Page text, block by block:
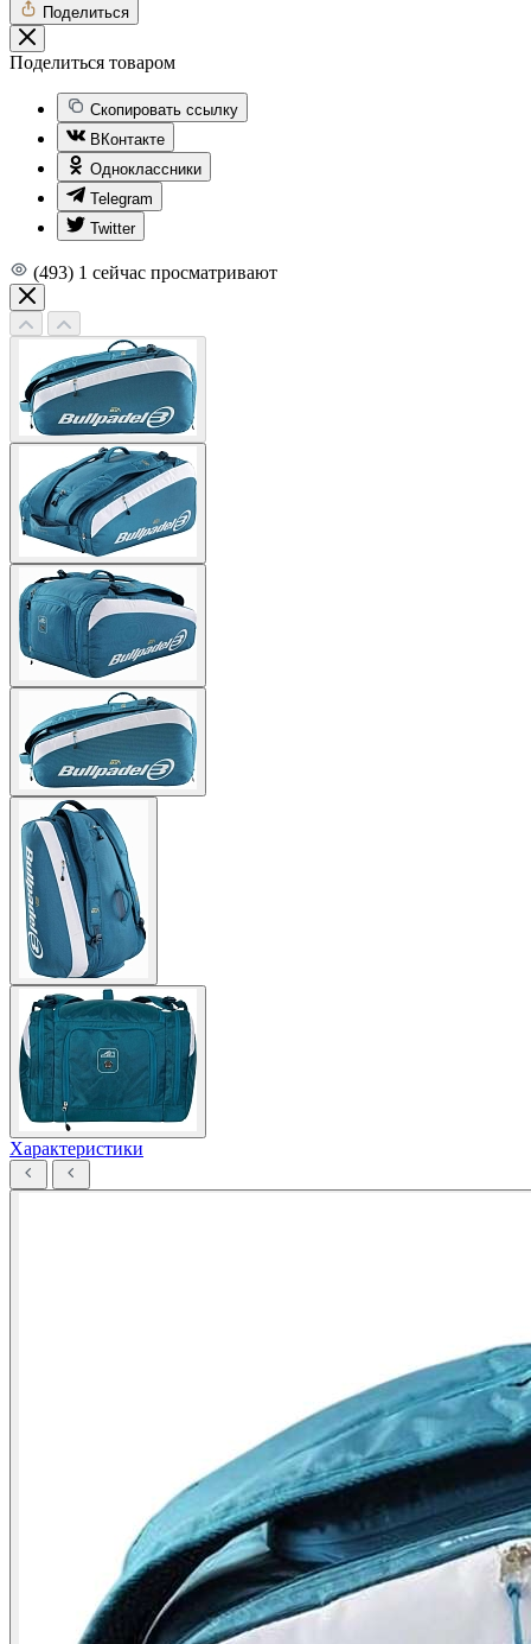
Поделиться
Поделиться товаром
Скопировать ссылку
ВКонтакте
Одноклассники
Telegram
Twitter
(493) 1 сейчас просматривают
Характеристики